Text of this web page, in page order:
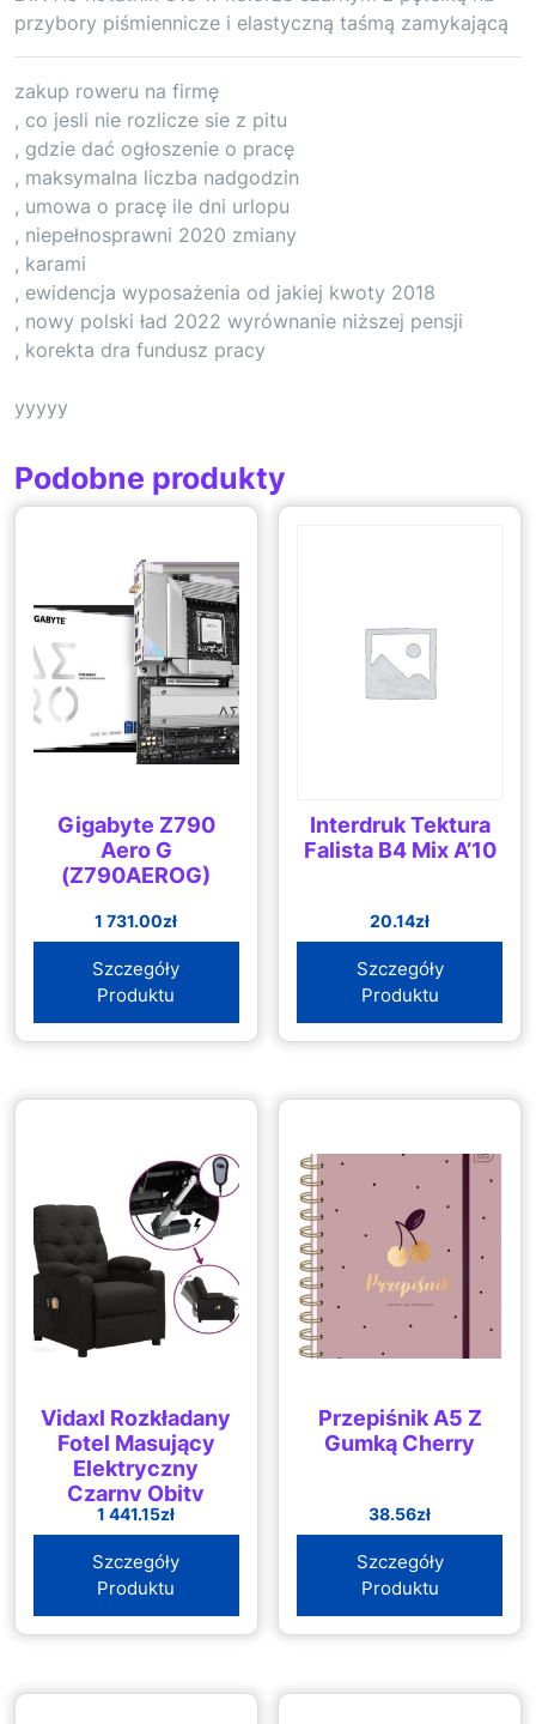
przybory piśmiennicze i elastyczną taśmą zamykającą
zakup roweru na firmę
, co jesli nie rozlicze sie z pitu
, gdzie dać ogłoszenie o pracę
, maksymalna liczba nadgodzin
, umowa o pracę ile dni urlopu
, niepełnosprawni 2020 zmiany
, karami
, ewidencja wyposażenia od jakiej kwoty 2018
, nowy polski ład 2022 wyrównanie niższej pensji
, korekta dra fundusz pracy
yyyyy
Podobne produkty
Gigabyte Z790
Aero G
(Z790AEROG)
1 731.00zł
Szczegóły
Produktu
Interdruk Tektura
Falista B4 Mix A’10
20.14zł
Szczegóły
Produktu
Vidaxl Rozkładany
Fotel Masujący
Elektryczny
Czarny Obity
Tkaniną 3098853
1 441.15zł
Szczegóły
Produktu
Przepiśnik A5 Z
Gumką Cherry
38.56zł
Szczegóły
Produktu